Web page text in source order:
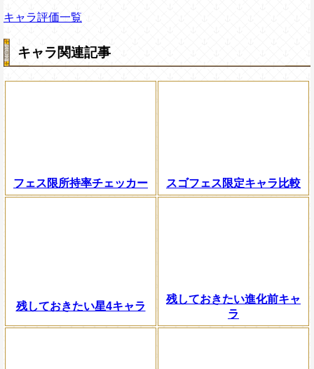
キャラ評価一覧
キャラ関連記事
フェス限所持率チェッカー スゴフェス限定キャラ比較
残しておきたい星4キャラ
残しておきたい進化前キャ
ラ